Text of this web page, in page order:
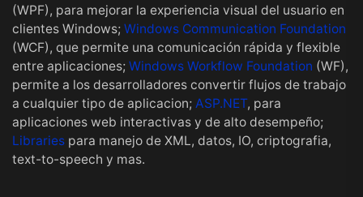
(WPF), para mejorar la experiencia visual del usuario en
clientes Windows; Windows Communication Foundation
(WCF), que permite una comunicación rápida y flexible
entre aplicaciones; Windows Workflow Foundation (WF),
permite a los desarrolladores convertir flujos de trabajo
a cualquier tipo de aplicacion; ASP.NET, para
aplicaciones web interactivas y de alto desempeño;
Libraries para manejo de XML, datos, IO, criptografia,
text-to-speech y mas.